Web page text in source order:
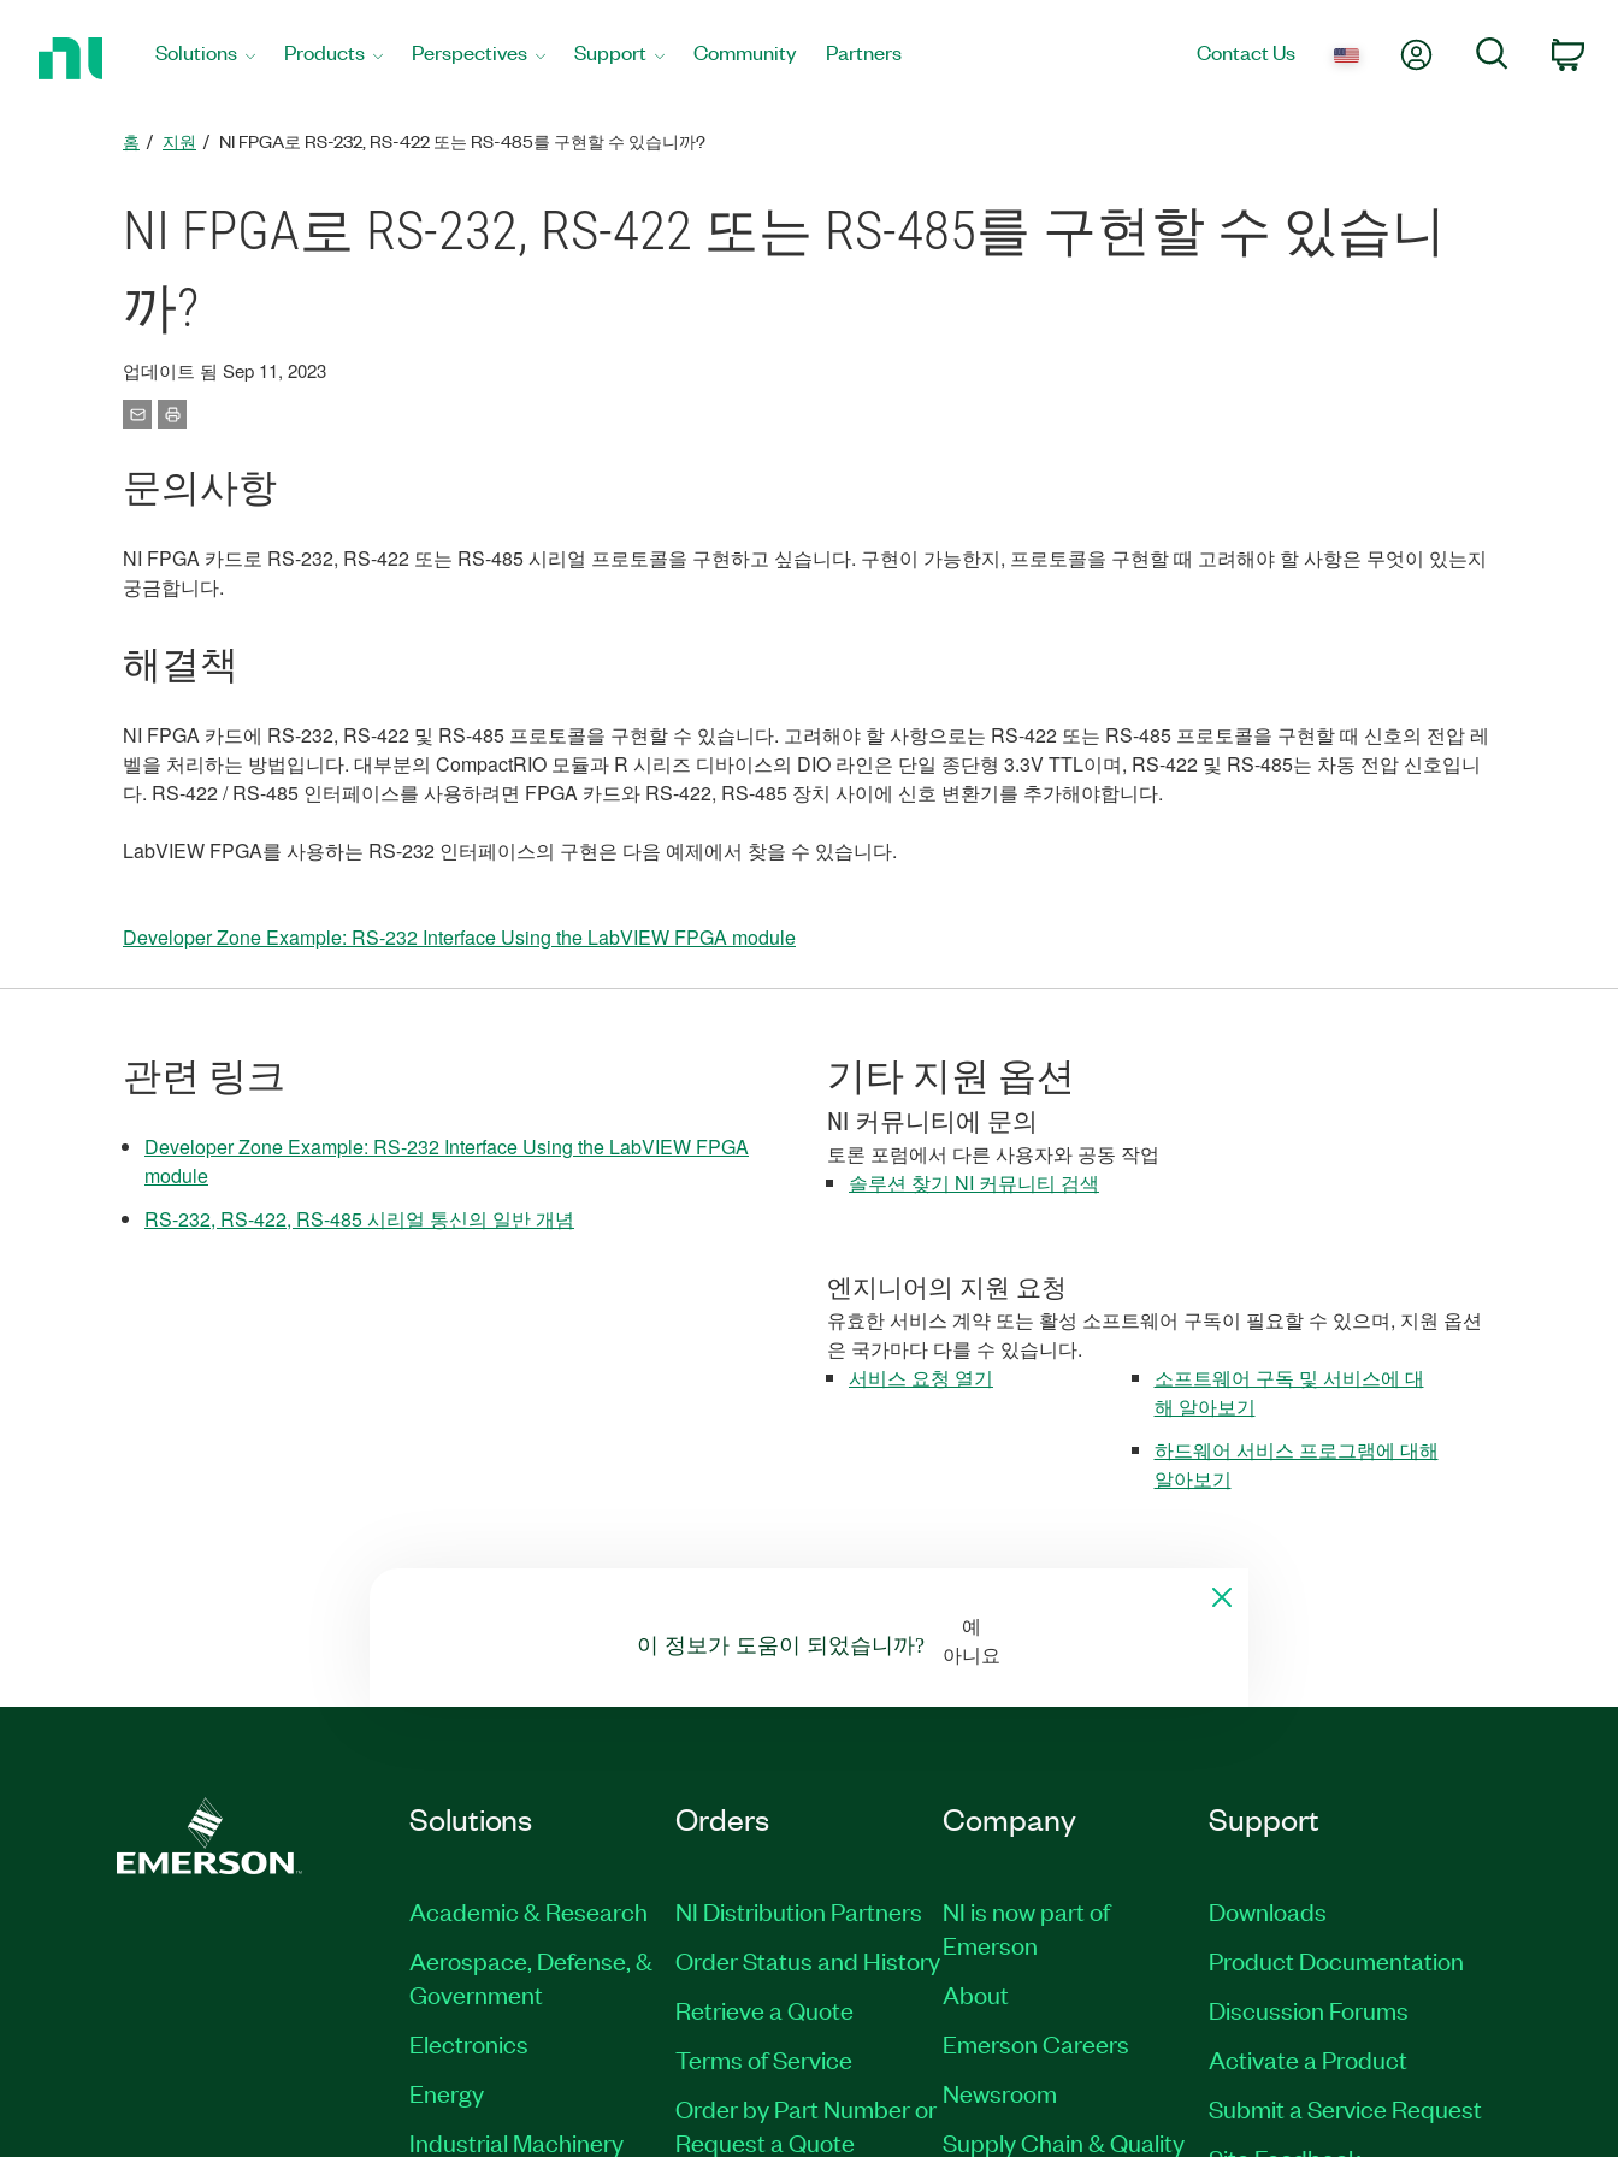
Solutions Products Perspectives Support Community Partners Contact Us My AccountSearch
홈 지원 NI FPGA로 RS-232, RS-422 또는 RS-485를 구현할 수 있습니까?
NI FPGA로 RS-232, RS-422 또는 RS-485를 구현할 수 있습니
까?
업데이트 됨 Sep 11, 2023
문의사항
NI FPGA 카드로 RS-232, RS-422 또는 RS-485 시리얼 프로토콜을 구현하고 싶습니다. 구현이 가능한지, 프로토콜을 구현할 때 고려해야 할 사항은 무엇이 있는지
궁금합니다.
해결책
NI FPGA 카드에 RS-232, RS-422 및 RS-485 프로토콜을 구현할 수 있습니다. 고려해야 할 사항으로는 RS-422 또는 RS-485 프로토콜을 구현할 때 신호의 전압 레
벨을 처리하는 방법입니다. 대부분의 CompactRIO 모듈과 R 시리즈 디바이스의 DIO 라인은 단일 종단형 3.3V TTL이며, RS-422 및 RS-485는 차동 전압 신호입니
다. RS-422 / RS-485 인터페이스를 사용하려면 FPGA 카드와 RS-422, RS-485 장치 사이에 신호 변환기를 추가해야합니다.
LabVIEW FPGA를 사용하는 RS-232 인터페이스의 구현은 다음 예제에서 찾을 수 있습니다.
Developer Zone Example: RS-232 Interface Using the LabVIEW FPGA module
관련 링크
Developer Zone Example: RS-232 Interface Using the LabVIEW FPGA
module
RS-232, RS-422, RS-485 시리얼 통신의 일반 개념
기타 지원 옵션
NI 커뮤니티에 문의
토론 포럼에서 다른 사용자와 공동 작업
솔루션 찾기 NI 커뮤니티 검색
엔지니어의 지원 요청
유효한 서비스 계약 또는 활성 소프트웨어 구독이 필요할 수 있으며, 지원 옵션
은 국가마다 다를 수 있습니다.
서비스 요청 열기
소프트웨어 구독 및 서비스에 대
해 알아보기
하드웨어 서비스 프로그램에 대해
알아보기
이 정보가 도움이 되었습니까?
예
아니요
Solutions
Academic & Research
Aerospace, Defense, &
Government
Electronics
Energy
Industrial Machinery
Orders
NI Distribution Partners
Order Status and History
Retrieve a Quote
Terms of Service
Order by Part Number or
Request a Quote
Company
NI is now part of
Emerson
About
Emerson Careers
Newsroom
Supply Chain & Quality
Support
Downloads
Product Documentation
Discussion Forums
Activate a Product
Submit a Service Request